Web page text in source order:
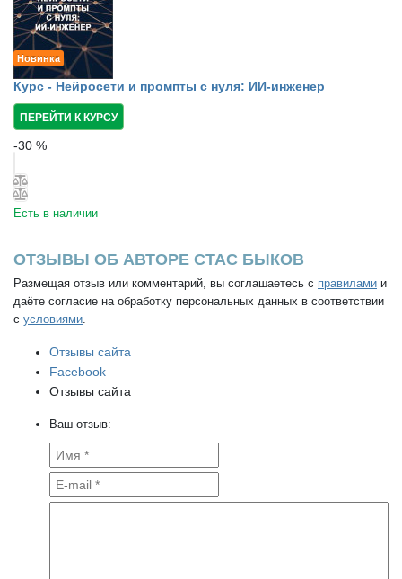
Новинка
Курс - Нейросети и промпты с нуля: ИИ-инженер
ПЕРЕЙТИ К КУРСУ
-30 %
Есть в наличии
ОТЗЫВЫ ОБ АВТОРЕ СТАС БЫКОВ
Размещая отзыв или комментарий, вы соглашаетесь с правилами и
даёте согласие на обработку персональных данных в соответствии
с условиями.
Отзывы сайта
Facebook
Отзывы сайта
Ваш отзыв: